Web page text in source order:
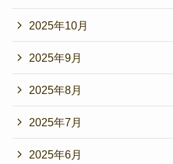
2025年10月
2025年9月
2025年8月
2025年7月
2025年6月